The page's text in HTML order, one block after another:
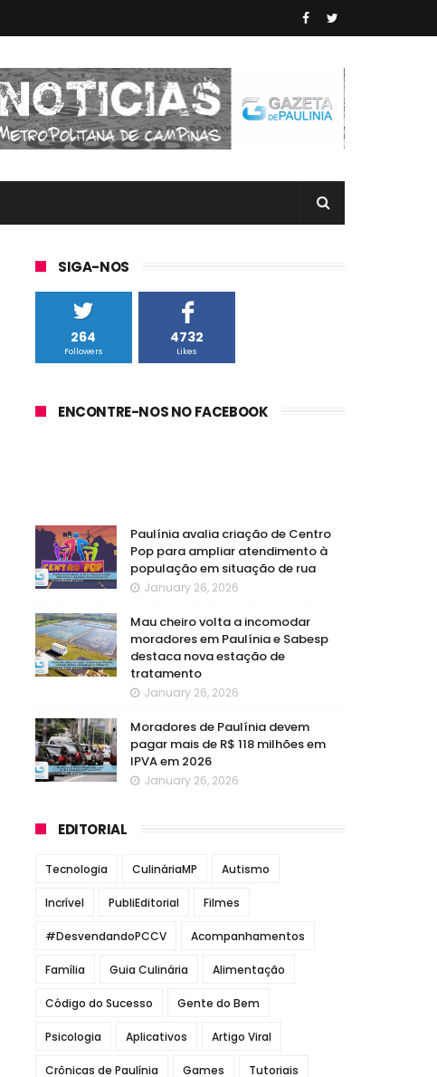
SIGA-NOS
264
Followers
4732
Likes
ENCONTRE-NOS NO FACEBOOK
Paulínia avalia criação de Centro
Pop para ampliar atendimento à
população em situação de rua
January 26, 2026
Mau cheiro volta a incomodar
moradores em Paulínia e Sabesp
destaca nova estação de
tratamento
January 26, 2026
Moradores de Paulínia devem
pagar mais de R$ 118 milhões em
IPVA em 2026
January 26, 2026
EDITORIAL
Tecnologia CulináriaMP Autismo
Incrível PubliEditorial Filmes
#DesvendandoPCCV Acompanhamentos
Família Guia Culinária Alimentação
Código do Sucesso Gente do Bem
Psicologia Aplicativos Artigo Viral
Crônicas de Paulínia Games Tutoriais